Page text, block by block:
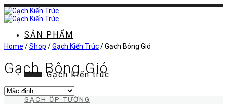
Chuyển
đến
nội
SẢN PHẨM
Gạch kiến trúc
GẠCH ỐP TƯỜNG
Home /Shop /Gạch Kiến Trúc/Gạch Bông Gió
Gạch Bông Gió